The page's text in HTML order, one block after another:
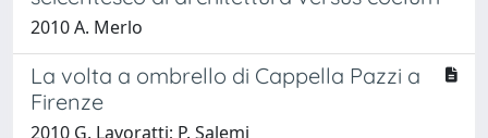
2010 A. Merlo
La volta a ombrello di Cappella Pazzi a
Firenze
2010 G. Lavoratti; P. Salemi